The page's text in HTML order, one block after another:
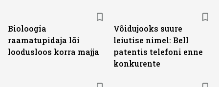
Bioloogia
raamatupidaja lõi
loodusloos korra majja
Võidujooks suure
leiutise nimel: Bell
patentis telefoni enne
konkurente